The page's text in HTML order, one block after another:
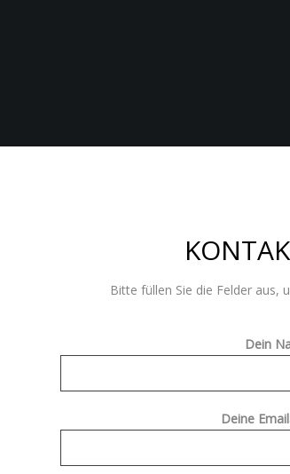
Bitte füllen Sie die Felder aus,
Dein
Deine